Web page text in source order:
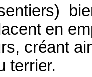
en
créant
terrier.